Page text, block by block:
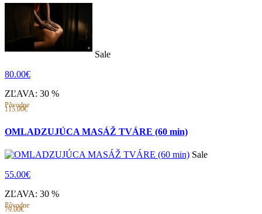
Sale
80.00€
ZĽAVA: 30 %
Pôvodne
115.00€
OMLADZUJÚCA MASÁŽ TVÁRE (60 min)
Sale
55.00€
ZĽAVA: 30 %
Pôvodne
79.00€